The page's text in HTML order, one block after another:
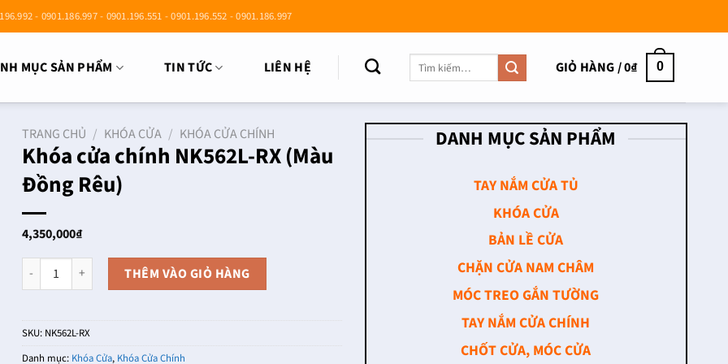
- 0901.186.997 - 0901.196.551 - 0901.196.552 - 0901.186.997
MỤC SẢN PHẨM TIN TỨC LIÊN HỆ
Tìm
kiếm:
GIỎ HÀNG /0₫ 0
TRANG CHỦ / KHÓA CỬA / KHÓA CỬA CHÍNH
Khóa cửa chính NK562L-RX (Màu
Đồng Rêu)
4,350,000₫
Khóa cửa chính NK562L-RX (Màu Đồng Rêu) số lượng
THÊM VÀO GIỎ HÀNG
SKU: NK562L-RX
Danh mục: Khóa Cửa, Khóa Cửa Chính
DANH MỤC SẢN PHẨM
TAY NẮM CỬA TỦ
KHÓA CỬA
BẢN LỀ CỬA
CHẶN CỬA NAM CHÂM
MÓC TREO GẮN TƯỜNG
TAY NẮM CỬA CHÍNH
CHỐT CỬA, MÓC CỬA